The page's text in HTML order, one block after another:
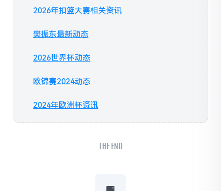
2026年扣篮大赛相关资讯
樊振东最新动态
2026世界杯动态
欧锦赛2024动态
2024年欧洲杯资讯
- THE END -